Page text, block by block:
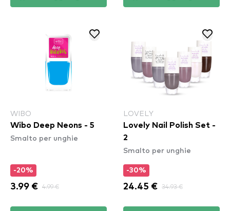
WIBO
Wibo Deep Neons - 5
Smalto per unghie
-20%
3.99 € 4.99 €
LOVELY
Lovely Nail Polish Set -
2
Smalto per unghie
-30%
24.45 € 34.93 €